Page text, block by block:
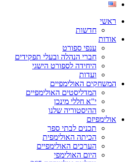
ראשי
חדשות
אודות
ענפי ספורט
חברי הנהלה ובעלי תפקידים
היחידה לספורט הישגי
ועדות
המשחקים האולימפיים
המדליסטים האולימפיים
י"א חללי מינכן
ההיסטוריה שלנו
אולימפיזם
תכנים לבתי ספר
הכיתה האולימפית
הערכים האולימפיים
היום האולימפי